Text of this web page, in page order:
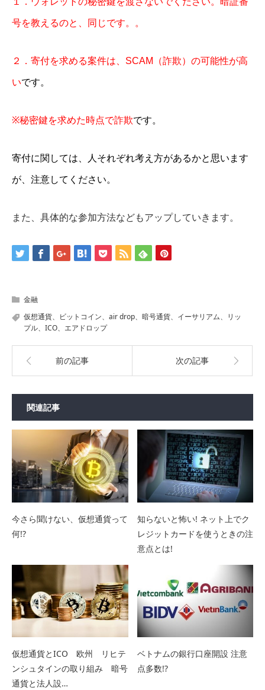
号を教えるのと、同じです。。
２．寄付を求める案件は、 SCAM （詐欺）の可能性が高
いです。
※秘密鍵を求めた時点で詐欺です。
寄付に関しては、人それぞれ考え方があるかと思います
が、注意してください。
また、具体的な参加方法などもアップしていきます。
金融
仮想通貨、ビットコイン、air drop、暗号通貨、イーサリアム、リッ
プル、ICO、エアドロップ
前の記事 次の記事
関連記事
今さら聞けない、仮想通貨って
何!?
知らないと怖い! ネット上でク
レジットカードを使うときの注
意点とは!
仮想通貨とICO 欧州 リヒテ
ンシュタインの取り組み 暗号
通貨と法人設…
ベトナムの銀行口座開設 注意
点多数!?